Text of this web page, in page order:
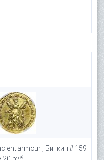
armour , Биткин # 159